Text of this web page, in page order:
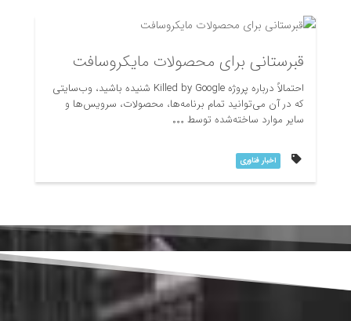
امتیاز دهی:
قبرستانی برای محصولات مایکروسافت
احتمالاً درباره پروژه Killed by Google شنیده باشید، وب‌سایتی
که در آن می‌توانید تمام برنامه‌ها، محصولات، سرویس‌ها و
سایر موارد ساخته‌شده توسط
اخبار فناوری